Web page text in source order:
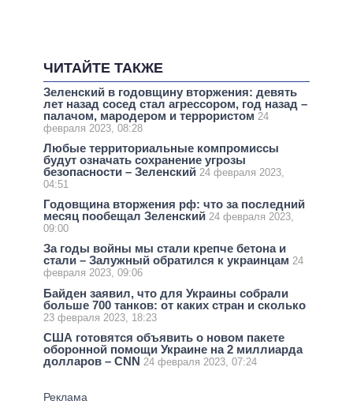
ЧИТАЙТЕ ТАКЖЕ
Зеленский в годовщину вторжения: девять
лет назад сосед стал агрессором, год назад –
палачом, мародером и террористом 24
февраля 2023, 08:28
Любые территориальные компромиссы
будут означать сохранение угрозы
безопасности – Зеленский 24 февраля 2023,
04:51
Годовщина вторжения рф: что за последний
месяц пообещал Зеленский 24 февраля 2023,
09:00
За годы войны мы стали крепче бетона и
стали – Залужный обратился к украинцам 24
февраля 2023, 09:06
Байден заявил, что для Украины собрали
больше 700 танков: от каких стран и сколько
23 февраля 2023, 18:23
США готовятся объявить о новом пакете
оборонной помощи Украине на 2 миллиарда
долларов – CNN 24 февраля 2023, 07:24